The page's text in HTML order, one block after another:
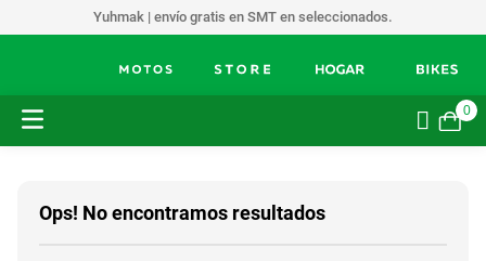
Yuhmak | envío gratis en SMT en seleccionados.
0
Ops! No encontramos resultados